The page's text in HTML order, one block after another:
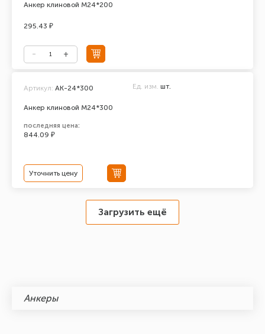
Анкер клиновой М24*200
295.43 ₽
Анкер клиновой М24*300
Артикул: АК-24*300 Ед. изм. шт.
последняя цена:
844.09 ₽
Уточнить цену
Загрузить ещё
Анкеры